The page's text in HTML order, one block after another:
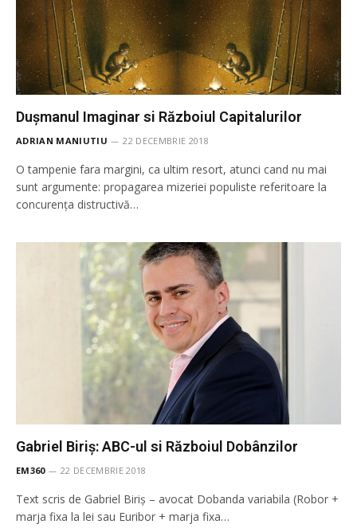
Dușmanul Imaginar si Războiul Capitalurilor
ADRIAN MANIUTIU 22 DECEMBRIE 2018
O tampenie fara margini, ca ultim resort, atunci cand nu mai
sunt argumente: propagarea mizeriei populiste referitoare la
concurența distructivă…
Gabriel Biriș: ABC-ul si Războiul Dobânzilor
EM360 22 DECEMBRIE 2018
Text scris de Gabriel Biriș – avocat Dobanda variabila (Robor +
marja fixa la lei sau Euribor + marja fixa…